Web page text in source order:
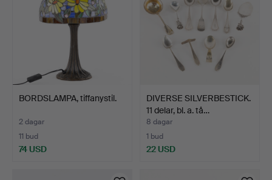
BORDSLAMPA, tiffanystil.
2 dagar
11 bud
74 USD
DIVERSE SILVERBESTICK.
11 delar, bl. a. tå…
8 dagar
1 bud
22 USD